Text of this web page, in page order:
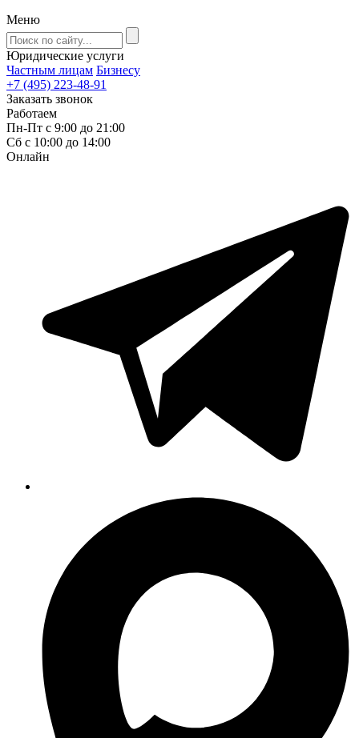
Меню
Юридические услуги
Частным лицам Бизнесу
+7 (495) 223-48-91
Заказать звонок
Работаем
Пн-Пт с 9:00 до 21:00
Сб с 10:00 до 14:00
Онлайн